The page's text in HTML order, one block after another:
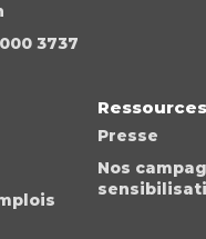
3737
Ressources
Presse
Nos